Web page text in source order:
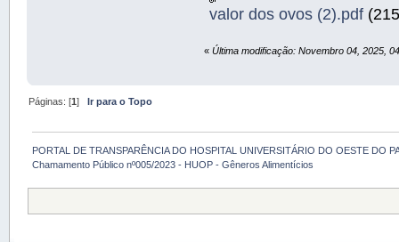
valor dos ovos (2).pdf
«Última modificação: Novembro 04, 2025,
Páginas: [1]Ir para o Topo
PORTAL DE TRANSPARÊNCIA DO HOSPITAL UNIVERSITÁRIO DO OESTE DO
Chamamento Público nº005/2023 - HUOP - Gêneros Alimentícios